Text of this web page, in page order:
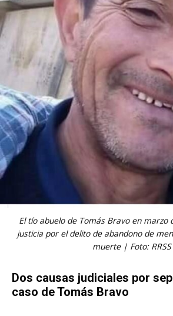
El tío abuelo de Tomás Bravo en
justicia por el delito de abandono de
muerte | Foto: RRSS
Dos causas judiciales por
caso de Tomás Bravo